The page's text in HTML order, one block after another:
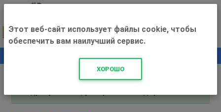
+500 ₽
Внимание! С 3 августа магазин работает по
Этот веб-сайт использует файлы cookie, чтобы
обеспечить вам наилучший сервис.
ХОРОШО